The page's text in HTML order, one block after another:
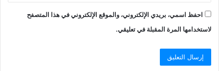
احفظ اسمي، بريدي الإلكتروني، والموقع الإلكتروني في هذا المتصفح
لاستخدامها المرة المقبلة في تعليقي.